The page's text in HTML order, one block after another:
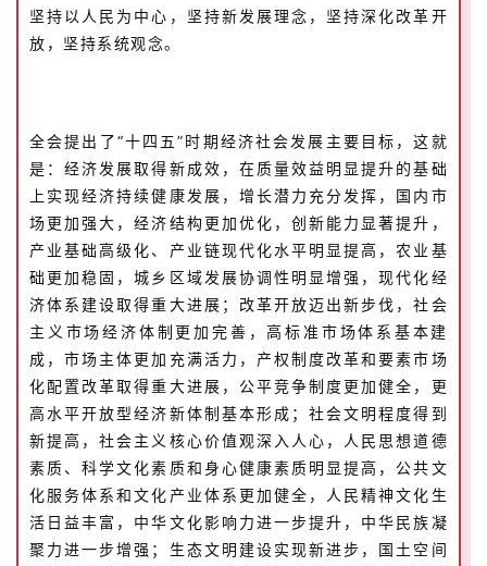
学
法
书
欣
赏
砚
边
夜
话
美
术
图
库
坚持以人民为中心，坚持新发展理念，坚持深化改革开
放，坚持系统观念。
全会提出了“十四五”时期经济社会发展主要目标，这就
是：经济发展取得新成效，在质量效益明显提升的基础
上实现经济持续健康发展，增长潜力充分发挥，国内市
场更加强大，经济结构更加优化，创新能力显著提升，
产业基础高级化、产业链现代化水平明显提高，农业基
础更加稳固，城乡区域发展协调性明显增强，现代化经
济体系建设取得重大进展；改革开放迈出新步伐，社会
主义市场经济体制更加完善，高标准市场体系基本建
成，市场主体更加充满活力，产权制度改革和要素市场
化配置改革取得重大进展，公平竞争制度更加健全，更
高水平开放型经济新体制基本形成；社会文明程度得到
新提高，社会主义核心价值观深入人心，人民思想道德
素质、科学文化素质和身心健康素质明显提高，公共文
化服务体系和文化产业体系更加健全，人民精神文化生
活日益丰富，中华文化影响力进一步提升，中华民族凝
聚力进一步增强；生态文明建设实现新进步，国土空间